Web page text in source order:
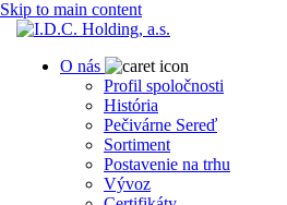
Skip to main content
O nás
Profil spoločnosti
História
Pečivárne Sereď
Sortiment
Postavenie na trhu
Vývoz